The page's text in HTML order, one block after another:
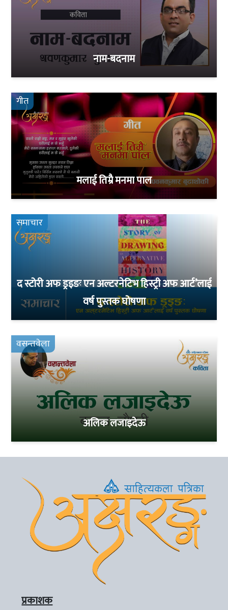
नाम-बदनाम
गीत
मलाई तिम्रै मनमा पाल
समाचार
द स्टोरी अफ ड्रइङः एन अल्टरनेटिभ हिस्ट्री अफ आर्ट’लाई
वर्ष पुस्तक घोषणा
वसन्तवेला
अलिक लजाइदेऊ
प्रकाशक